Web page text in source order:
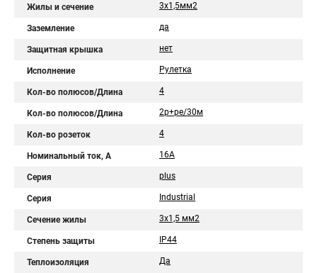
Жилы и сечение 3х1,5мм2
Заземление да
Защитная крышка нет
Исполнение Рулетка
Кол-во полюсов/Длина 4
Кол-во полюсов/Длина 2р+pе/30м
Кол-во розеток 4
Номинальный ток, А 16A
Серия plus
Серия Industrial
Сечение жилы 3х1,5 мм2
Степень защиты IP44
Теплоизоляция Да